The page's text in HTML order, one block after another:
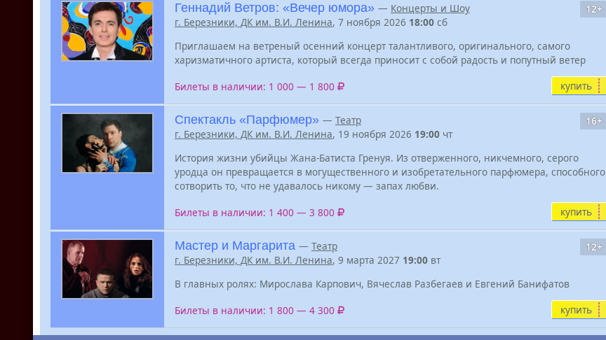
12+
Геннадий Ветров: «Вечер юмора» — Концерты и Шоу
г. Березники, ДК им. В.И. Ленина, 7 ноября 2026 18:00 сб
Приглашаем на ветреный осенний концерт талантливого, оригинального, самого
харизматичного артиста, который всегда приносит с собой радость и попутный ветер
Билеты в наличии: 1 000 — 1 800 купить
16+
Спектакль «Парфюмер» — Театр
г. Березники, ДК им. В.И. Ленина, 19 ноября 2026 19:00 чт
История жизни убийцы Жана-Батиста Гренуя. Из отверженного, никчемного, серого
уродца он превращается в могущественного и изобретательного парфюмера, способного
сотворить то, что не удавалось никому — запах любви.
Билеты в наличии: 1 400 — 3 800 купить
12+
Мастер и Маргарита — Театр
г. Березники, ДК им. В.И. Ленина, 9 марта 2027 19:00 вт
В главных ролях: Мирослава Карпович, Вячеслав Разбегаев и Евгений Банифатов
Билеты в наличии: 1 800 — 4 300 купить